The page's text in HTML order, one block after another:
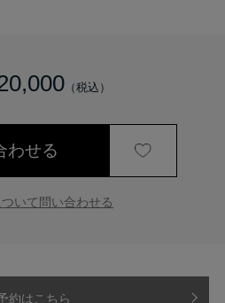
わせる
いて問い合わせる
約はこちら